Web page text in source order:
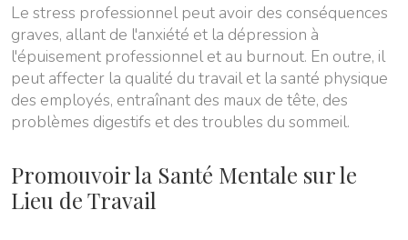
Le stress professionnel peut avoir des conséquences
graves, allant de l'anxiété et la dépression à
l'épuisement professionnel et au burnout. En outre, il
peut affecter la qualité du travail et la santé physique
des employés, entraînant des maux de tête, des
problèmes digestifs et des troubles du sommeil.
Promouvoir la Santé Mentale sur le
Lieu de Travail